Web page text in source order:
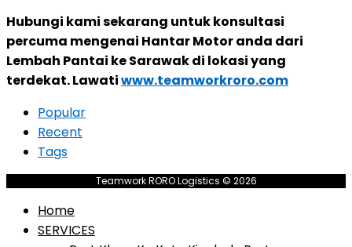
Hubungi kami sekarang untuk konsultasi
percuma mengenai Hantar Motor anda dari
Lembah Pantai ke Sarawak di lokasi yang
terdekat. Lawatiwww.teamworkroro.com
Popular
Recent
Tags
Teamwork RORO Logistics © 2026
Home
SERVICES